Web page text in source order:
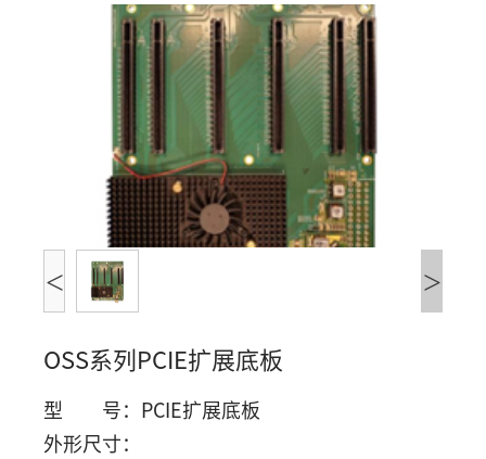
< >
OSS系列PCIE扩展底板
型 号：PCIE扩展底板
外形尺寸：